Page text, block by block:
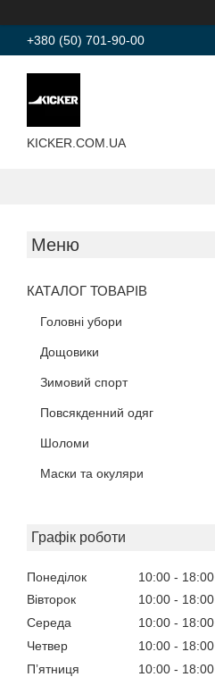
+380 (50) 701-90-00
KICKER.COM.UA
КАТАЛОГ ТОВАРІВ
Головні убори
Дощовики
Зимовий спорт
Повсякденний одяг
Шоломи
Маски та окуляри
Графік роботи
Понеділок 10:00
18:00
Вівторок
10:00
18:00
Середа
10:00
18:00
Четвер
10:00
18:00
Пʼятниця
10:00
18:00